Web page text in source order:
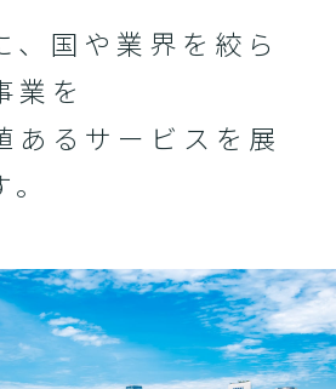
、国や業界を絞ら
業を
あるサービスを展